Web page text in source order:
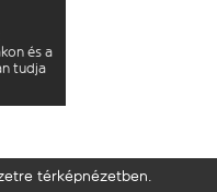
és a
tudja
térképnézetben.